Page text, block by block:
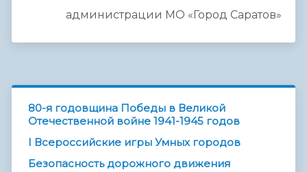
администрации МО «Город Саратов»
80-я годовщина Победы в Великой
Отечественной войне 1941-1945 годов
I Всероссийские игры Умных городов
Безопасность дорожного движения